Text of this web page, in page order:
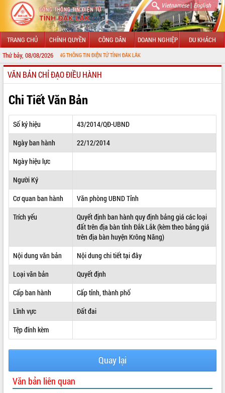
Vietnamese| English
TRANG CHỦ CHÍNH QUYỀN CÔNG DÂN DOANH NGHIỆP DU KHÁCH
Thứ bảy, 08/08/2026
ĐẾN VỚI CỔNG THÔNG TIN ĐIỆN TỬ TỈNH ĐẮK LẮK
GIỚI THIỆU
LÃNH ĐẠO UBND TỈNH
TIN TỨC SỰ KIỆN
SỞ, BAN, NGÀNH
THÔNG TIN CHỈ ĐẠO ĐIỀU HÀNH
HỆ THỐNG VĂN BẢN
VĂN BẢN HĐND TỈNH
QUY HOẠCH - KẾ HOẠCH
VĂN BẢN CHỈ ĐẠO ĐIỀU HÀNH
Chi Tiết Văn Bản
Số ký hiệu
43/2014/QĐ-UBND
Ngày ban hành
22/12/2014
Ngày hiệu lực
Người Ký
Cơ quan ban hành
Văn phòng UBND Tỉnh
Trích yếu
Quyết định ban hành quy định bảng giá các loại
đất trên địa bàn tỉnh Đắk Lắk (kèm theo bảng giá
trên địa bàn huyện Krông Năng)
Nội dung văn bản
Nội dung chi tiết tại đây
Loại văn bản
Quyết định
Cấp ban hành
Cấp tỉnh, thành phố
Lĩnh vực
Đất đai
Tệp đính kèm
Quay lại
Văn bản liên quan